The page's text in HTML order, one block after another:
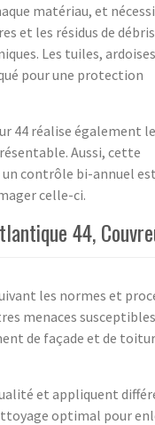
matériau, et
et les résidus de
Les tuiles,
pour une protection
44 réalise également le
Aussi, cette
un contrôle bi-annuel est
celle-ci.
44,
les normes et
menaces
de façade et de
et appliquent
optimal pour